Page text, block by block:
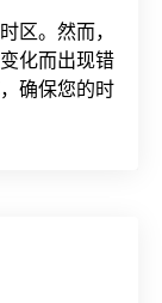
区。然而，
化而出现错
确保您的时